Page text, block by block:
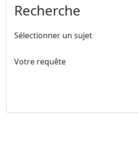
Recherche
Sélectionner un sujet
Votre requête